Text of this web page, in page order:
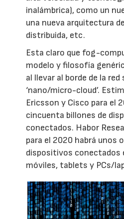
inalámbrica), como un
una nueva arquitectura
distribuida, etc.
Esta claro que fog-
modelo y filosofía
al llevar al borde de la red
‘nano/micro-cloud’.
Ericsson y Cisco para el
cincuenta billones de
conectados. Habor
para el 2020 habrá unos
dispositivos conectados
móviles, tablets y PCs/